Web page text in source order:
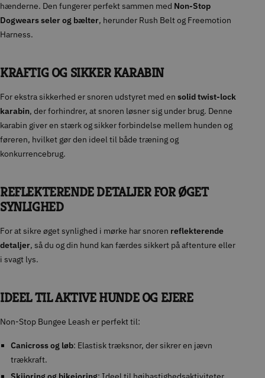
hænderne. Den fungerer perfekt sammen med Non-Stop
Dogwears seler og bælter, herunder Rush Belt og Freemotion
Harness.
KRAFTIG OG SIKKER KARABIN
For ekstra sikkerhed er snoren udstyret med en solid twist-lock
karabin, der forhindrer, at snoren løsner sig under brug. Denne
karabin giver en stærk og sikker forbindelse mellem hunden og
føreren, hvilket gør den ideel til både træning og
konkurrencebrug.
REFLEKTERENDE DETALJER FOR ØGET
SYNLIGHED
For at sikre øget synlighed i mørke har snoren reflekterende
detaljer, så du og din hund kan færdes sikkert på aftenture eller
i svagt lys.
IDEEL TIL AKTIVE HUNDE OG EJERE
Non-Stop Bungee Leash er perfekt til:
Canicross og løb: Elastisk træksnor, der sikrer en jævn
trækkraft.